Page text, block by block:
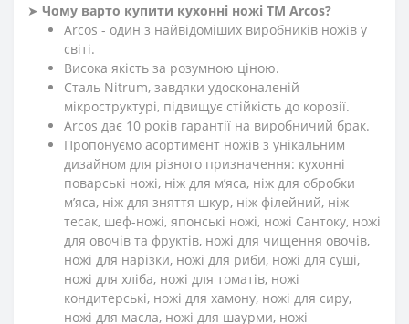
➤ Чому варто купити кухонні ножі ТМ Arcos?
Arcos - один з найвідоміших виробників ножів у
світі.
Висока якість за розумною ціною.
Сталь Nitrum, завдяки удосконаленій
мікроструктурі, підвищує стійкість до корозії.
Arcos дає 10 років гарантії на виробничий брак.
Пропонуємо асортимент ножів з унікальним
дизайном для різного призначення: кухонні
поварські ножі, ніж для м’яса, ніж для обробки
м’яса, ніж для зняття шкур, ніж філейний, ніж
тесак, шеф-ножі, японські ножі, ножі Сантоку, ножі
для овочів та фруктів, ножі для чищення овочів,
ножі для нарізки, ножі для риби, ножі для суші,
ножі для хліба, ножі для томатів, ножі
кондитерські, ножі для хамону, ножі для сиру,
ножі для масла, ножі для шаурми, ножі